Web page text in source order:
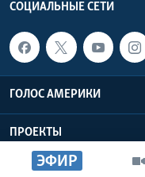
ЭФИР
СОЦИАЛЬНЫЕ СЕТИ
ГОЛОС АМЕРИКИ
ПРОЕКТЫ